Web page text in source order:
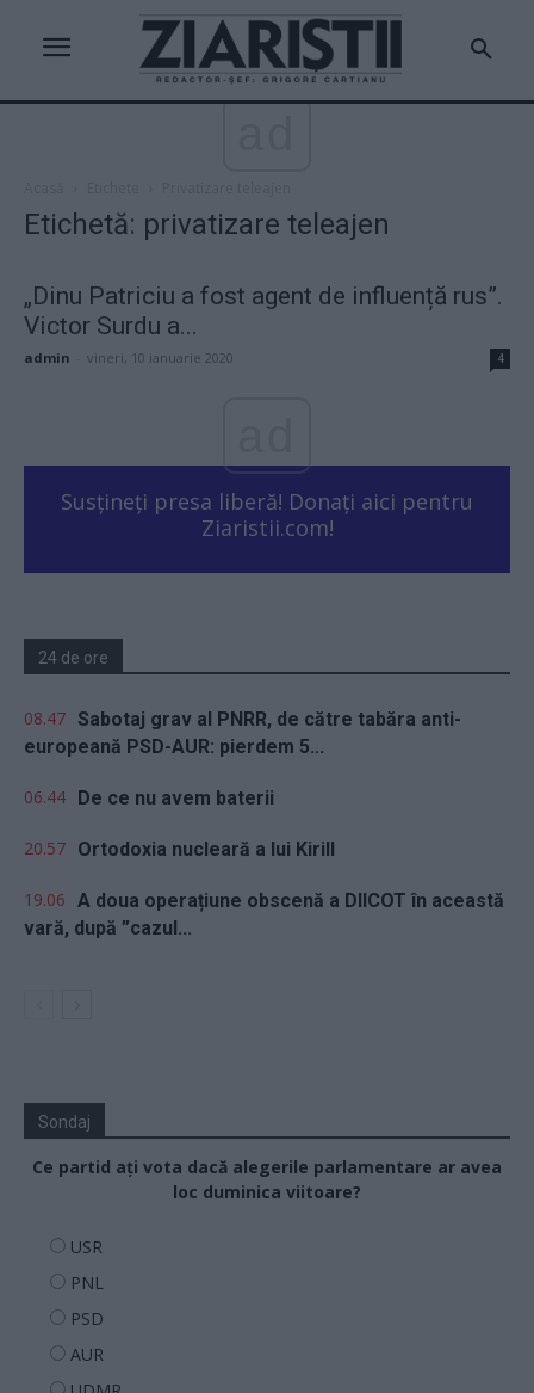
Etichetă: privatizare teleajen
„Dinu Patriciu a fost agent de influență rus”.
Victor Surdu a...
admin vineri, 10 ianuarie 2020 4
Susțineți presa liberă! Donați aici pentru
Ziaristii.com!
24 de ore
08.47 Sabotaj grav al PNRR, de către tabăra anti-
europeană PSD-AUR: pierdem 5...
06.44 De ce nu avem baterii
20.57 Ortodoxia nucleară a lui Kirill
19.06 A doua operațiune obscenă a DIICOT în această
vară, după ”cazul...
Sondaj
Ce partid ați vota dacă alegerile parlamentare ar avea
loc duminica viitoare?
USR
PNL
PSD
AUR